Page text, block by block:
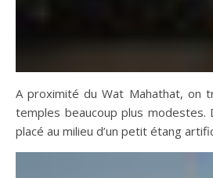
A proximité du Wat Mahathat, on
temples beaucoup plus modestes.
placé au milieu d’un petit étang